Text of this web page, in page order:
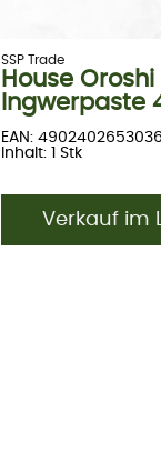
SSP Trade
House
Ingwerpaste
EAN: 4902402653036
Inhalt: 1 Stk
Verkauf im